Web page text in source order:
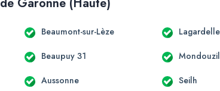
Beaumont-sur-Lèze
Beaupuy 31 Mondouzil
Aussonne Seilh